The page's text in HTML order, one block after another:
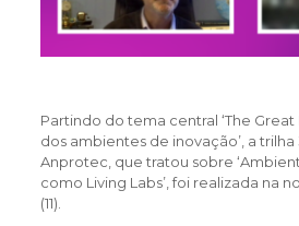
Partindo do tema central ‘The
dos ambientes de inovação’, a trilha
Anprotec, que tratou sobre
como Living Labs’, foi realizada na
(11).